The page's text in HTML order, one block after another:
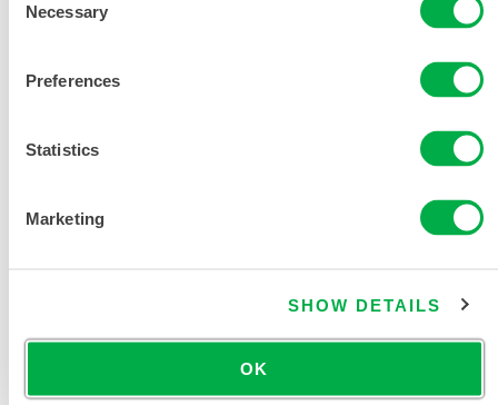
Selection
Necessary
Preferences
Statistics
Marketing
SHOW DETAILS
OK
Tipo de prenda